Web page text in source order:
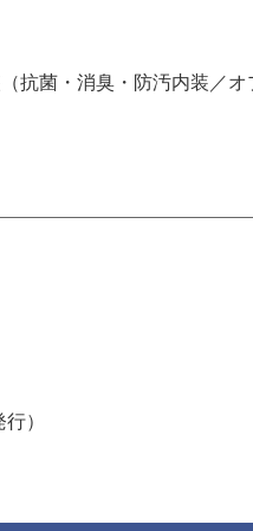
抗菌・消臭・防汚内装／オ
）